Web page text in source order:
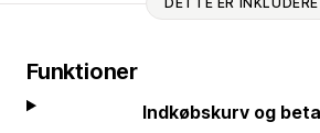
Funktioner
Indkøbskurv og